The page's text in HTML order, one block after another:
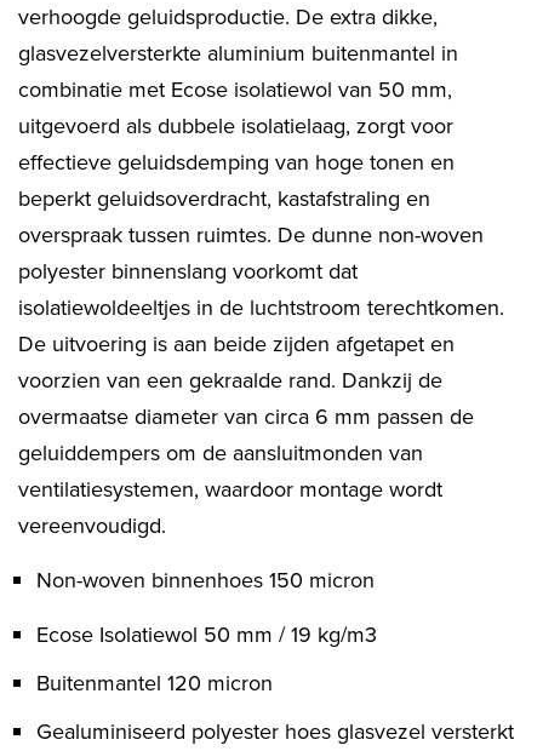
verhoogde geluidsproductie. De extra dikke,
glasvezelversterkte aluminium buitenmantel in
combinatie met Ecose isolatiewol van 50 mm,
uitgevoerd als dubbele isolatielaag, zorgt voor
effectieve geluidsdemping van hoge tonen en
beperkt geluidsoverdracht, kastafstraling en
overspraak tussen ruimtes. De dunne non-woven
polyester binnenslang voorkomt dat
isolatiewoldeeltjes in de luchtstroom terechtkomen.
De uitvoering is aan beide zijden afgetapet en
voorzien van een gekraalde rand. Dankzij de
overmaatse diameter van circa 6 mm passen de
geluiddempers om de aansluitmonden van
ventilatiesystemen, waardoor montage wordt
vereenvoudigd.
Non-woven binnenhoes 150 micron
Ecose Isolatiewol 50 mm / 19 kg/m3
Buitenmantel 120 micron
Gealuminiseerd polyester hoes glasvezel versterkt